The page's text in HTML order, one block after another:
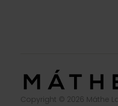
Copyright © 2026 Máthe